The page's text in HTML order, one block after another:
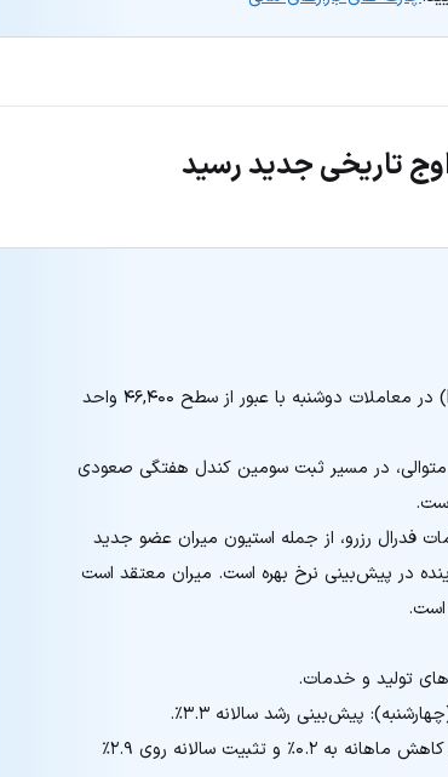
: شاخص صنعتی داوجونز (DJIA) در معاملات دوشنبه با عبور از سطح ۴۶,۴۰۰ واحد
در مسیر ثبت سومین کندل هفتگی صعودی
فدرال رزرو، از جمله استیون میران عضو جدید
در پیش‌بینی نرخ بهره است. میران معتقد است
تولید و خدمات.
پیش‌بینی رشد سالانه ۳.۳٪.
(جمعه): پیش‌بینی کاهش ماهانه به ۰.۲٪ و تثبیت سالانه روی ۲.۹٪